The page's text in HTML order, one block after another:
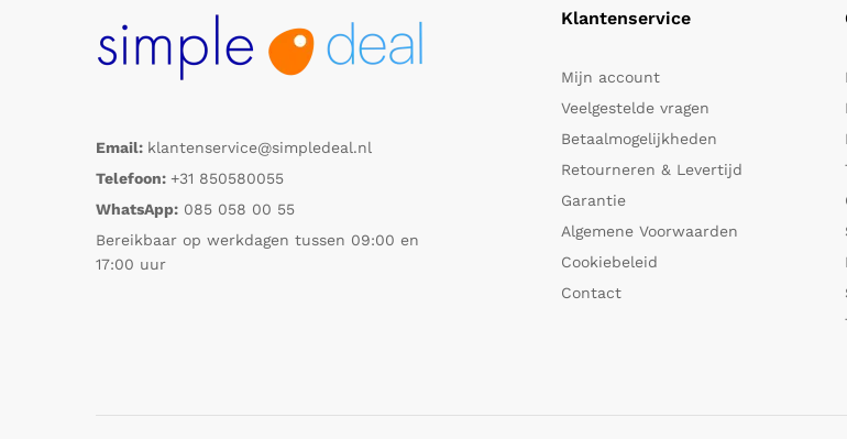
Email: klantenservice@simpledeal.nl
Telefoon: +31 850580055
WhatsApp: 085 058 00 55
Bereikbaar op werkdagen tussen 09:00 en
17:00 uur
Klantenservice
Mijn account
Veelgestelde vragen
Betaalmogelijkheden
Retourneren & Levertijd
Garantie
Algemene Voorwaarden
Cookiebeleid
Contact